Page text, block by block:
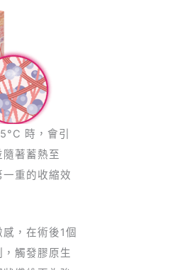
時，會引
著蓄熱至
重的收縮效
，在術後1個
觸發膠原生